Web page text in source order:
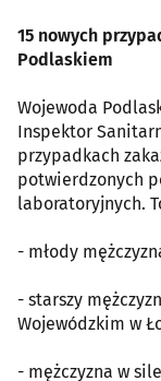
15 nowych
Podlaskiem
Wojewoda
Inspektor
przypadkach
potwierdzonych
laboratoryjnych.
- młody
- starszy
Wojewódzkim w
- mężczyzna w